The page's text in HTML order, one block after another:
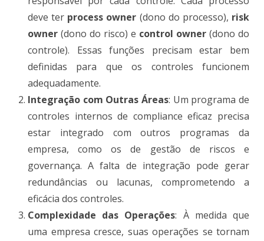
deve ter process owner (dono do processo), risk
owner (dono do risco) e control owner (dono do
controle). Essas funções precisam estar bem
definidas para que os controles funcionem
adequadamente​.
Integração com Outras Áreas: Um programa de
controles internos de compliance eficaz precisa
estar integrado com outros programas da
empresa, como os de gestão de riscos e
governança. A falta de integração pode gerar
redundâncias ou lacunas, comprometendo a
eficácia dos controles​.
Complexidade das Operações: À medida que
uma empresa cresce, suas operações se tornam